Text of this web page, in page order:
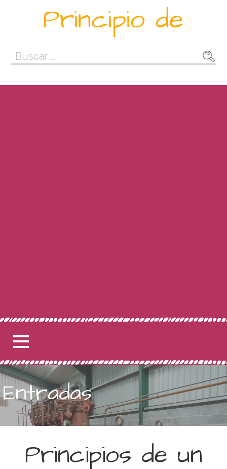
Principio de
Buscar:
Entradas
Principios de un